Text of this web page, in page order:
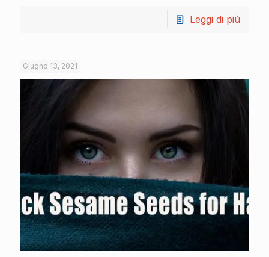
Leggi di più
Giugno 13, 2021